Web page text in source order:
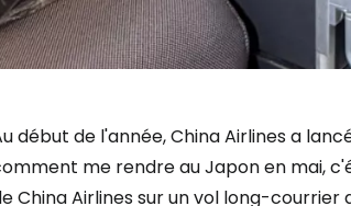
début de l'année, China Airlines a
me rendre au Japon en mai,
China Airlines sur un vol long-